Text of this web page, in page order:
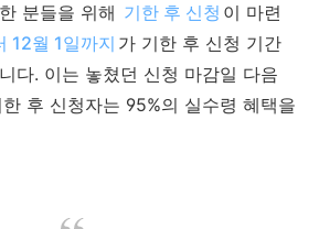
분들을 위해 기한 후 신청 이 마련
12월 1일까지 가 기한 후 신청 기간
다. 이는 놓쳤던 신청 마감일 다음
후 신청자는 95%의 실수령 혜택을